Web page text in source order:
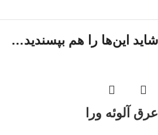
شاید این‌ها را هم بپسندید…
عرق آلوئه ورا